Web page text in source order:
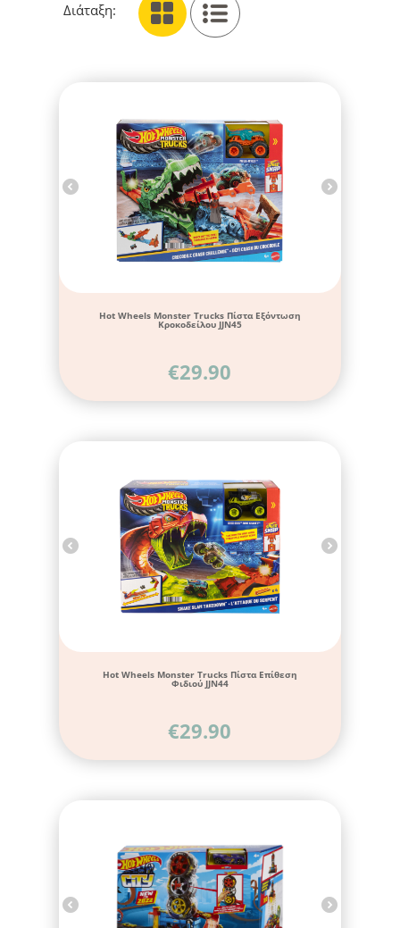
Διάταξη:
Hot Wheels Monster Trucks Πίστα Εξόντωση
Κροκοδείλου JJN45
€29.90
Hot Wheels Monster Trucks Πίστα Επίθεση
Φιδιού JJN44
€29.90